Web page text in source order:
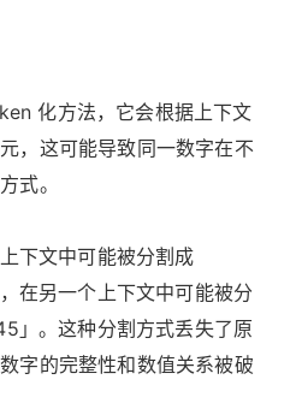
化方法，它会根据上下文
，这可能导致同一数字在不
式。
下文中可能被分割成
在另一个上下文中可能被分
」。这种分割方式丢失了原
字的完整性和数值关系被破